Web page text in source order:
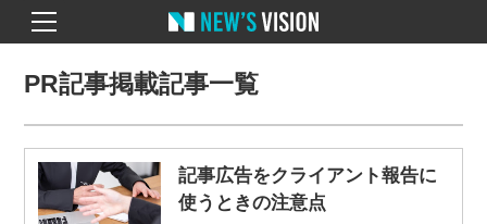
PR記事掲載記事一覧
記事広告をクライアント報告に
使うときの注意点